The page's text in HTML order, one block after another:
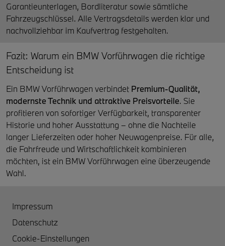
Garantieunterlagen, Bordliteratur sowie sämtliche
Fahrzeugschlüssel. Alle Vertragsdetails werden klar und
nachvollziehbar im Kaufvertrag festgehalten.
Fazit: Warum ein BMW Vorführwagen die richtige
Entscheidung ist
Ein BMW Vorführwagen verbindet Premium-Qualität,
modernste Technik und attraktive Preisvorteile. Sie
profitieren von sofortiger Verfügbarkeit, transparenter
Historie und hoher Ausstattung – ohne die Nachteile
langer Lieferzeiten oder hoher Neuwagenpreise. Für alle,
die Fahrfreude und Wirtschaftlichkeit kombinieren
möchten, ist ein BMW Vorführwagen eine überzeugende
Wahl.
Impressum
Datenschutz
Cookie-Einstellungen